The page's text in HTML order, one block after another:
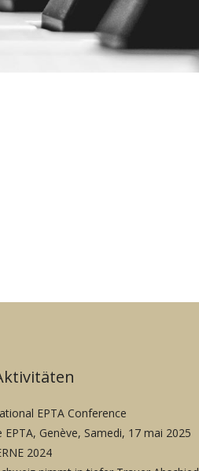
EPTA Conference
EPTA, Genève, Samedi, 17 mai 2025
2024